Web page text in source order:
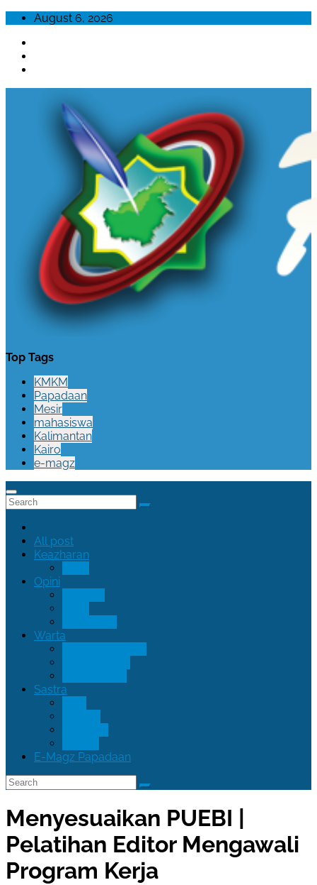
Skip
content
August 6, 2026
Top Tags
KMKM
Papadaan
Mesir
mahasiswa
Kalimantan
Kairo
e-magz
All post
Keazharan
Opini
Warta
Sastra
E-Magz Papadaan
Menyesuaikan PUEBI |
Pelatihan Editor Mengawali
Program Kerja